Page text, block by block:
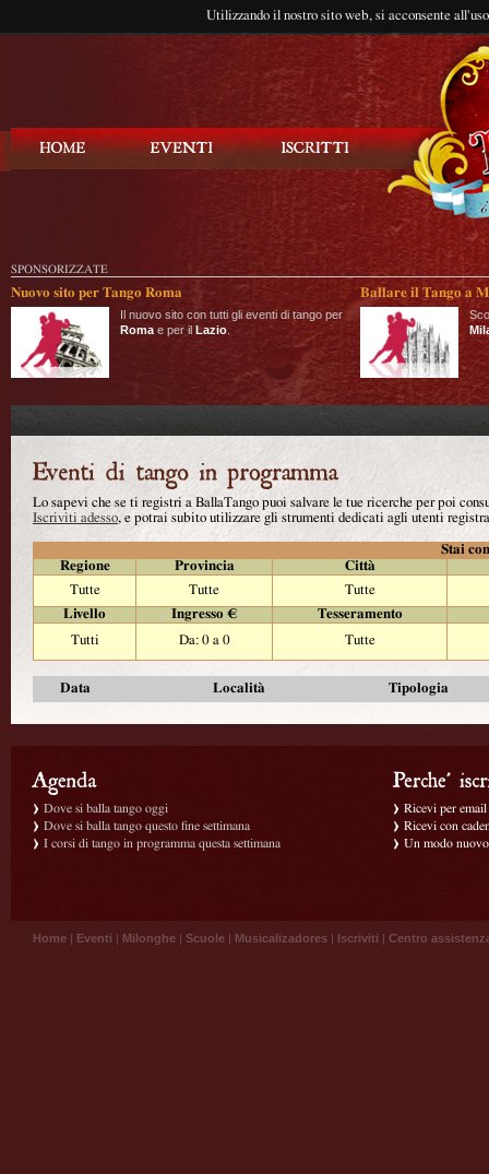
Utilizzando il nostro sito web, si acconsente
SPONSORIZZATE
Nuovo sito per Tango Roma
Il nuovo sito con tutti gli eventi di tango per
Roma e per il Lazio
Ballare il Tango a
Lo sapevi che se ti registri a BallaTango puoi salvare le tue ricerche per poi
Iscriviti adesso, e potrai subito utilizzare gli strumenti dedicati agli utenti
Stai
Regione
Provincia
Città
Tutte
Tutte
Tutte
Livello
Ingresso €
Tesseramento
Tutti
Da: 0 a 0 Tutte
Data Località Tipologia
Dove si balla tango oggi
Dove si balla tango questo fine settimana
I corsi di tango in programma questa settimana
Ricevi per
Ricevi con
Un modo
Home | Eventi | Milonghe | Scuole | Musicalizadores | Iscriviti | Centro